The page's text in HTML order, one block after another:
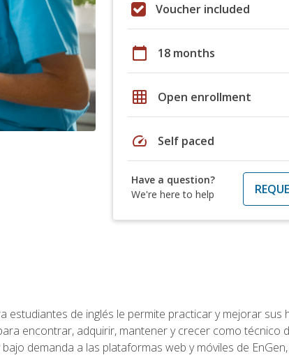
Voucher included
calendar_today 18 months
grid_on Open enrollment
speed Self paced
Have a question?
We're here to help
estudiantes de inglés le permite practicar y mejorar sus
encontrar, adquirir, mantener y crecer como técnico
demanda a las plataformas web y móviles de